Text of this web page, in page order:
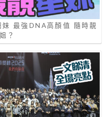
最強DNA高顏值 隨時靚
？